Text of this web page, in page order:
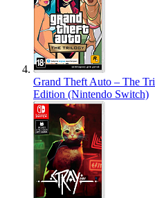
Grand Theft Auto – The
Edition (Nintendo Switch)